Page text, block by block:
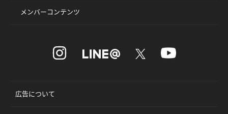
メンバーコンテンツ
広告について